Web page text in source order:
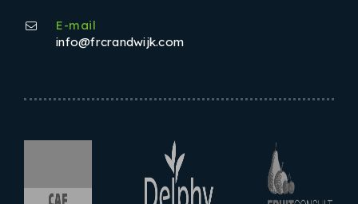
E-mail
info@frcrandwijk.com